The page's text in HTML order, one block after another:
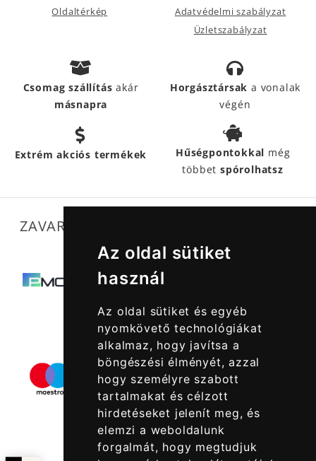
Az oldal sütiket
használ
Az oldal sütiket és egyéb
nyomkövető technológiákat
alkalmaz, hogy javítsa a
böngészési élményét, azzal
hogy személyre szabott
tartalmakat és célzott
hirdetéseket jelenít meg, és
elemzi a weboldalunk
forgalmát, hogy megtudjuk
Oldaltérkép
Adatvédelmi szabályzat
Üzletszabályzat
Csomag szállításakár
másnapra
Horgásztársak a vonalak
végén
Extrém akciós termékek Hűségpontokkal még
többetspórolhatsz
ZAVARTALAN MŰKÖDÉSÜNKET SEGÍTIK